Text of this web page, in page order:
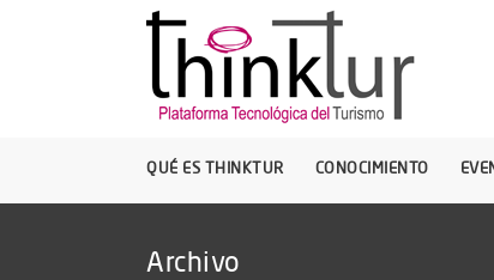
QUÉ ES THINKTUR CONOCIMIENTO
Archivo